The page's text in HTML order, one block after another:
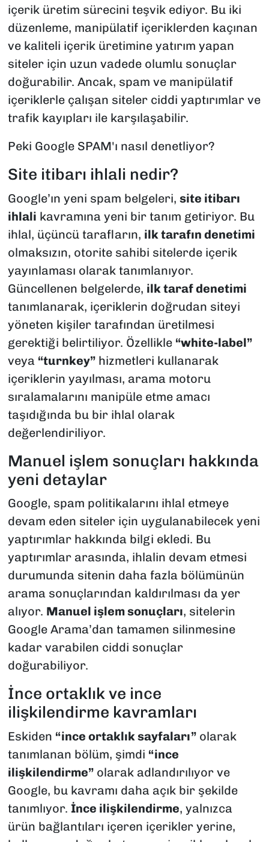
içerik üretim sürecini teşvik ediyor. Bu iki
düzenleme, manipülatif içeriklerden kaçınan
ve kaliteli içerik üretimine yatırım yapan
siteler için uzun vadede olumlu sonuçlar
doğurabilir. Ancak, spam ve manipülatif
içeriklerle çalışan siteler ciddi yaptırımlar ve
trafik kayıpları ile karşılaşabilir.
Peki Google SPAM'ı nasıl denetliyor?
Site itibarı ihlali nedir?
Google’ın yeni spam belgeleri, site itibarı
ihlali kavramına yeni bir tanım getiriyor. Bu
ihlal, üçüncü tarafların, ilk tarafın denetimi
olmaksızın, otorite sahibi sitelerde içerik
yayınlaması olarak tanımlanıyor.
Güncellenen belgelerde, ilk taraf denetimi
tanımlanarak, içeriklerin doğrudan siteyi
yöneten kişiler tarafından üretilmesi
gerektiği belirtiliyor. Özellikle “white-label”
veya “turnkey”hizmetleri kullanarak
içeriklerin yayılması, arama motoru
sıralamalarını manipüle etme amacı
taşıdığında bu bir ihlal olarak
değerlendiriliyor.
Manuel işlem sonuçları hakkında
yeni detaylar
Google, spam politikalarını ihlal etmeye
devam eden siteler için uygulanabilecek yeni
yaptırımlar hakkında bilgi ekledi. Bu
yaptırımlar arasında, ihlalin devam etmesi
durumunda sitenin daha fazla bölümünün
arama sonuçlarından kaldırılması da yer
alıyor. Manuel işlem sonuçları, sitelerin
Google Arama’dan tamamen silinmesine
kadar varabilen ciddi sonuçlar
doğurabiliyor.
İnce ortaklık ve ince
ilişkilendirme kavramları
Eskiden “ince ortaklık sayfaları”olarak
tanımlanan bölüm, şimdi “ince
ilişkilendirme”olarak adlandırılıyor ve
Google, bu kavramı daha açık bir şekilde
tanımlıyor. İnce ilişkilendirme, yalnızca
ürün bağlantıları içeren içerikler yerine,